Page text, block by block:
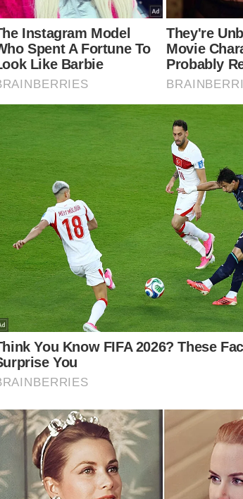
Dakwaan hisap vape: Ikmal Hisham sedia
Ikmal Hisham buat laporan polis terhadap
PM
Dituduh hisap vape: Ikmal Hisham
jurugambar PM
Ikmal Hisham nafi dakwaan hisap vape
Rakyat
Muat turun aplikasi Sinar Harian.Klik
Ikmal Hisham Vape